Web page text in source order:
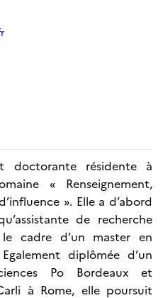
doctorante résidente à
« Renseignement,
». Elle a d’abord
de recherche
cadre d’un master en
diplômée d’un
Po Bordeaux et
à Rome, elle poursuit